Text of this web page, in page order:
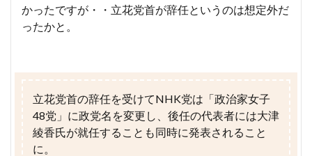
かったですが・・立花党首が辞任というのは想定外だ
ったかと。
立花党首の辞任を受けてNHK党は「政治家女子
48党」に政党名を変更し、後任の代表者には大津
綾香氏が就任することも同時に発表されること
に。